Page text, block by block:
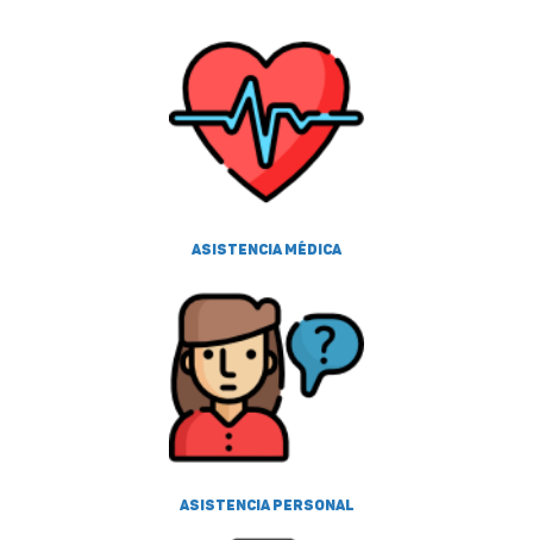
Asistencia médica
Asistencia personal